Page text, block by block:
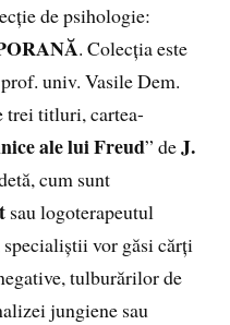
de psihologie:
. Colecția este
univ. Vasile Dem.
trei titluri, cartea-
ale lui Freud” deJ.
cum sunt
sau logoterapeutul
specialiștii vor găsi cărți
tulburărilor de
jungiene sau